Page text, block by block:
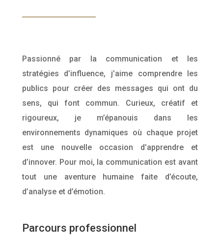
Passionné par la communication et les
stratégies d’influence, j’aime comprendre les
publics pour créer des messages qui ont du
sens, qui font commun. Curieux, créatif et
rigoureux, je m’épanouis dans les
environnements dynamiques où chaque projet
est une nouvelle occasion d’apprendre et
d’innover. Pour moi, la communication est avant
tout une aventure humaine faite d’écoute,
d’analyse et d’émotion.
Parcours professionnel